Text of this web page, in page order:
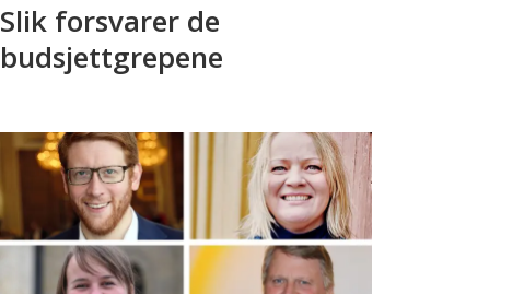
Slik forsvarer de
budsjettgrepene